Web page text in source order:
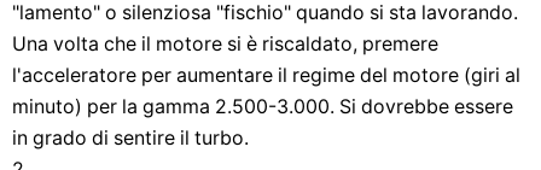
"lamento" o silenziosa "fischio" quando si sta lavorando.
Una volta che il motore si è riscaldato, premere
l'acceleratore per aumentare il regime del motore (giri al
minuto) per la gamma 2.500-3.000. Si dovrebbe essere
in grado di sentire il turbo.